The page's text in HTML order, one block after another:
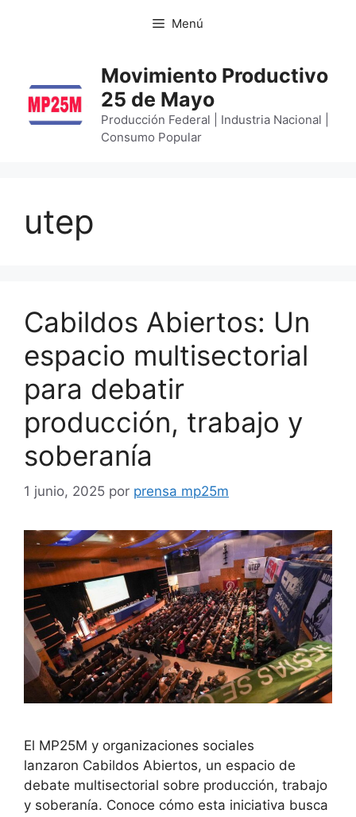
Menú
Movimiento Productivo
25 de Mayo
Producción Federal | Industria Nacional |
Consumo Popular
utep
Cabildos Abiertos: Un
espacio multisectorial
para debatir
producción, trabajo y
soberanía
1 junio, 2025 por prensa mp25m
El MP25M y organizaciones sociales
lanzaron Cabildos Abiertos, un espacio de
debate multisectorial sobre producción, trabajo
y soberanía. Conoce cómo esta iniciativa busca